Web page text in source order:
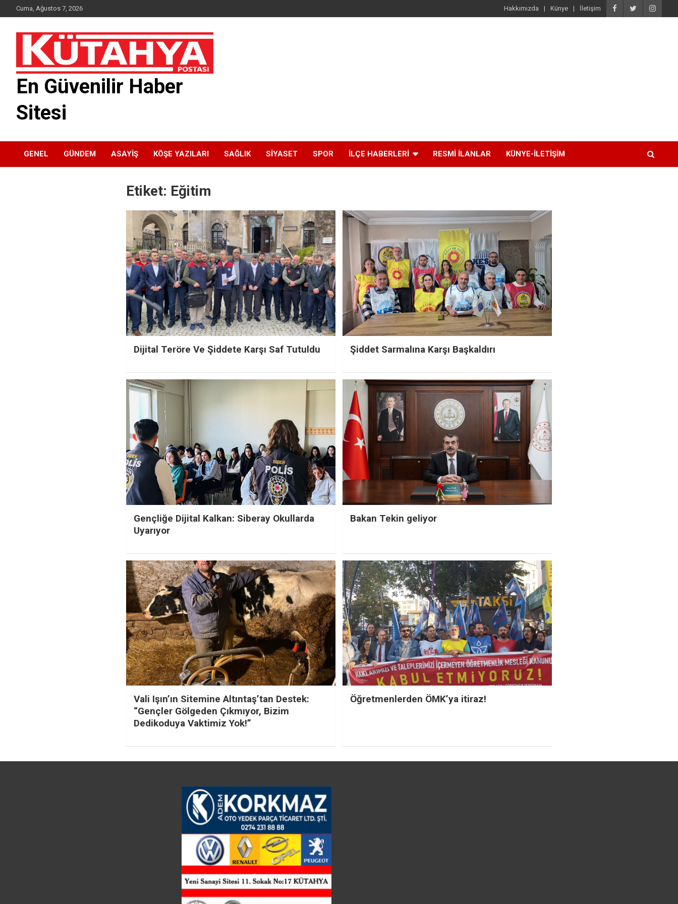
to
Cuma, Ağustos 7, 2026 Hakkımızda Künye İletişim
En Güvenilir Haber
Sitesi
GENEL GÜNDEM ASAYIŞ KÖŞE YAZILARI SAĞLIK SIYASET SPOR İLÇE HABERLERI RESMI İLANLAR KÜNYE-İLETIŞIM
Etiket: Eğitim
Dijital Teröre Ve Şiddete Karşı Saf Tutuldu Şiddet Sarmalına Karşı Başkaldırı
Gençliğe Dijital Kalkan: Siberay Okullarda
Uyarıyor
Bakan Tekin geliyor
Vali Işın’ın Sitemine Altıntaş’tan Destek:
“Gençler Gölgeden Çıkmıyor, Bizim
Dedikoduya Vaktimiz Yok!”
Öğretmenlerden ÖMK’ya itiraz!